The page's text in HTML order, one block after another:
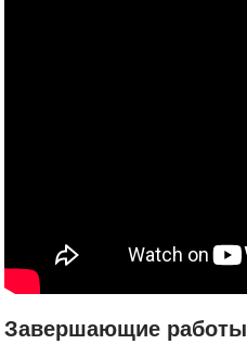
Завершающие работы